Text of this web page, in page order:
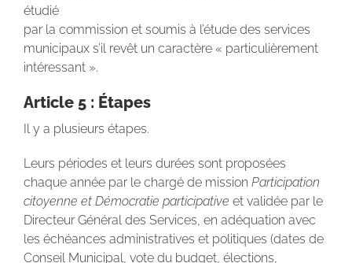
étudié
par la commission et soumis à l’étude des services
municipaux s’il revêt un caractère « particulièrement
intéressant ».
Article 5 : Étapes
Il y a plusieurs étapes.
Leurs périodes et leurs durées sont proposées
chaque année par le chargé de mission Participation
citoyenne et Démocratie participative et validée par le
Directeur Général des Services, en adéquation avec
les échéances administratives et politiques (dates de
Conseil Municipal, vote du budget, élections,